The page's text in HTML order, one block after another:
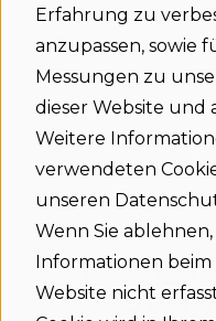
Erfahrung zu
anzupassen, sowie
Messungen zu
dieser Website und
Weitere
verwendeten
unseren
Wenn Sie
Informationen beim
Website nicht
10